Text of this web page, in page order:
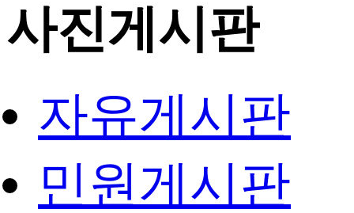
사진게시판
자유게시판
민원게시판